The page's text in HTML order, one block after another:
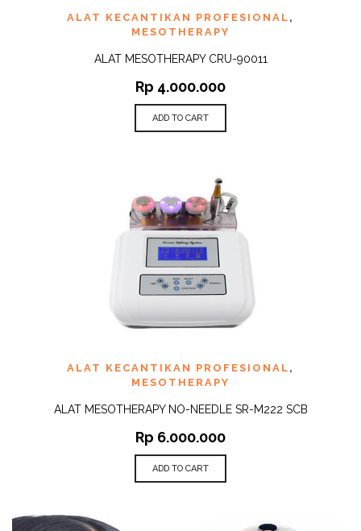
ALAT KECANTIKAN PROFESIONAL ,
MESOTHERAPY
ALAT MESOTHERAPY CRU-90011
Rp 4.000.000
ADD TO CART
ALAT KECANTIKAN PROFESIONAL ,
MESOTHERAPY
ALAT MESOTHERAPY NO-NEEDLE SR-M222 SCB
Rp 6.000.000
ADD TO CART